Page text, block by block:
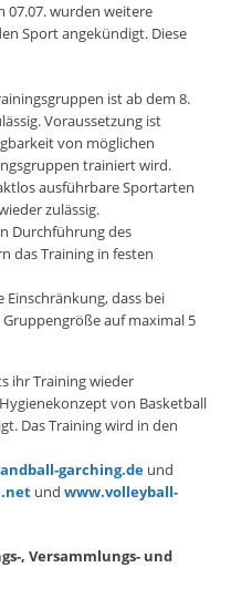
07.07. wurden weitere
Sport angekündigt. Diese
ist ab dem 8.
Voraussetzung ist
von möglichen
trainiert wird.
ausführbare Sportarten
zulässig.
Durchführung des
das Training in festen
dass bei
auf maximal 5
ihr Training wieder
von Basketball
Das Training wird in den
garching.de und
und www.volleyball-
, Versammlungs- und